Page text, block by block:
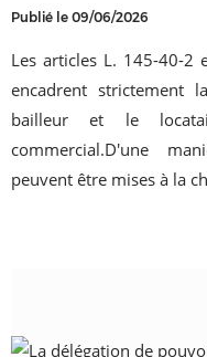
Publié le 09/06/2026
Les articles L. 145-40-2
encadrent strictement
bailleur et le
commercial.D'une
peuvent être mises à la